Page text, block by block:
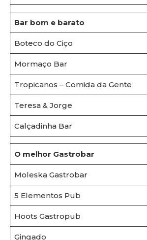
Bar bom e barato
Boteco do Ciço
Mormaço Bar
Tropicanos – Comida da Gente
Teresa & Jorge
Calçadinha Bar
O melhor Gastrobar
Moleska Gastrobar
5 Elementos Pub
Hoots Gastropub
Gingado